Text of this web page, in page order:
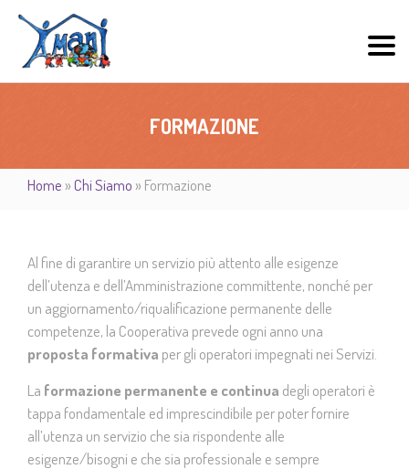
FORMAZIONE
Home »Chi Siamo » Formazione
Al fine di garantire un servizio più attento alle esigenze
dell’utenza e dell’Amministrazione committente, nonché per
un aggiornamento/riqualificazione permanente delle
competenze, la Cooperativa prevede ogni anno una
proposta formativa per gli operatori impegnati nei Servizi.
La formazione permanente e continua degli operatori è
tappa fondamentale ed imprescindibile per poter fornire
all’utenza un servizio che sia rispondente alle
esigenze/bisogni e che sia professionale e sempre